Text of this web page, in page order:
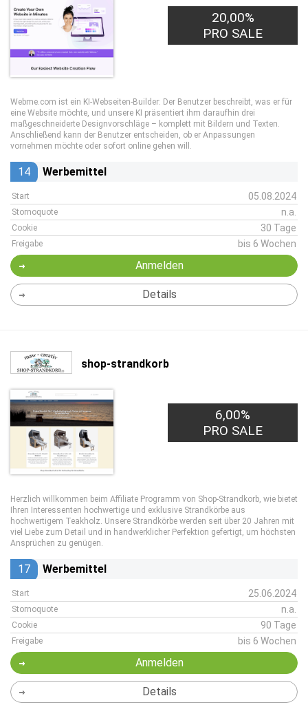
20,00%
PRO SALE
Webme.com ist ein KI-Webseiten-Builder: Der Benutzer beschreibt, was er für
eine Website möchte, und unsere KI präsentiert ihm daraufhin drei
maßgeschneiderte Designvorschläge – komplett mit Bildern und Texten.
Anschließend kann der Benutzer entscheiden, ob er Anpassungen
vornehmen möchte oder sofort online gehen will.
14 Werbemittel
Start 05.08.2024
Stornoquote n.a.
Cookie 30 Tage
Freigabe bis 6 Wochen
Anmelden
Details
shop-strandkorb
6,00%
PRO SALE
Herzlich willkommen beim Affiliate Programm von Shop-Strandkorb, wie bietet
Ihren Interessenten hochwertige und exklusive Strandkörbe aus
hochwertigem Teakholz. Unsere Strandkörbe werden seit über 20 Jahren mit
viel Liebe zum Detail und in handwerklicher Perfektion gefertigt, um höchsten
Ansprüchen zu genügen.
17 Werbemittel
Start 25.06.2024
Stornoquote n.a.
Cookie 90 Tage
Freigabe bis 6 Wochen
Anmelden
Details